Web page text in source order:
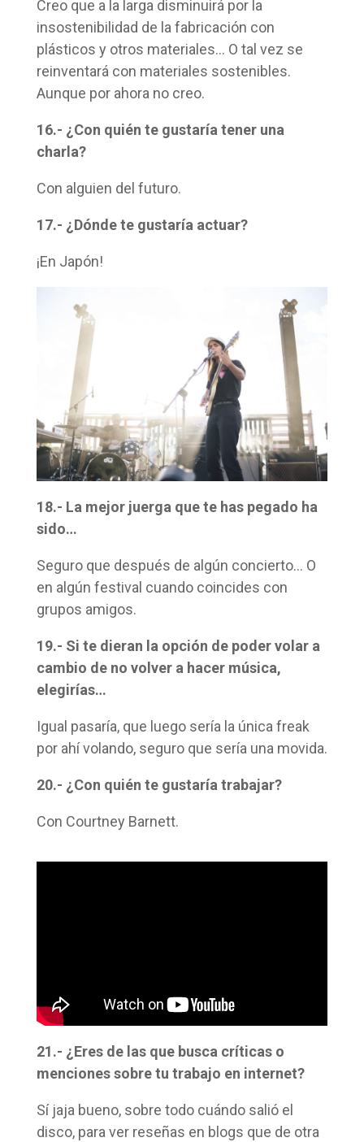
Creo que a la larga disminuirá por la
insostenibilidad de la fabricación con
plásticos y otros materiales… O tal vez se
reinventará con materiales sostenibles.
Aunque por ahora no creo.
16.- ¿Con quién te gustaría tener una
charla?
Con alguien del futuro.
17.- ¿Dónde te gustaría actuar?
¡En Japón!
18.- La mejor juerga que te has pegado ha
sido…
Seguro que después de algún concierto… O
en algún festival cuando coincides con
grupos amigos.
19.- Si te dieran la opción de poder volar a
cambio de no volver a hacer música,
elegirías…
Igual pasaría, que luego sería la única freak
por ahí volando, seguro que sería una movida.
20.- ¿Con quién te gustaría trabajar?
Con Courtney Barnett.
21.- ¿Eres de las que busca críticas o
menciones sobre tu trabajo en internet?
Sí jaja bueno, sobre todo cuándo salió el
disco, para ver reseñas en blogs que de otra